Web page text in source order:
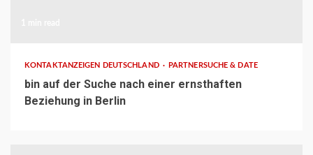
KONTAKTANZEIGEN DEUTSCHLAND PARTNERSUCHE & DATE
bin auf der Suche nach einer ernsthaften
Beziehung in Berlin